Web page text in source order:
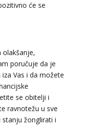
će se
olakšanje,
poručuje da je
Vas i da možete
se obitelji i
ravnotežu u sve
žonglirati i
min
55
min